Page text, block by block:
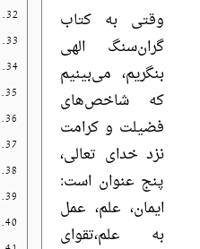
32.
33.
34.
35.
36.
37.
38.
39.
40.
وقتی به کتاب
گران‌سنگ الهی
بنگریم، می‌بینیم
که شاخص‌های
فضیلت و کرامت
نزد خدای تعالی،
پنج عنوان است:
ایمان، علم، عمل
به علم،تقوای